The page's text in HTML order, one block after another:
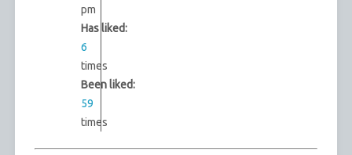
pm
Has liked:
6
times
Been liked:
59
times